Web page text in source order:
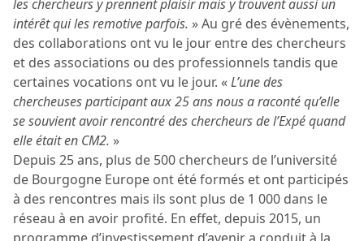
les chercheurs y prennent plaisir mais y trouvent aussi un
intérêt qui les remotive parfois. » Au gré des évènements,
des collaborations ont vu le jour entre des chercheurs
et des associations ou des professionnels tandis que
certaines vocations ont vu le jour. «L’une des
chercheuses participant aux 25 ans nous a raconté qu’elle
se souvient avoir rencontré des chercheurs de l’Expé quand
elle était en CM2. »
Depuis 25 ans, plus de 500 chercheurs de l’université
de Bourgogne Europe ont été formés et ont participés
à des rencontres mais ils sont plus de 1 000 dans le
réseau à en avoir profité. En effet, depuis 2015, un